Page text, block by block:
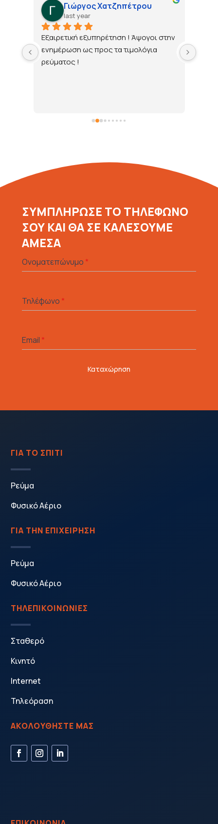
Γιώργος Χατζηπέτρου
last year
Εξαιρετική εξυπηρέτηση ! Άψογοι στην
ενημέρωση ως προς τα τιμολόγια
ρεύματος !
ΣΥΜΠΛΗΡΩΣΕ ΤΟ ΤΗΛΕΦΩΝΟ
ΣΟΥ ΚΑΙ ΘΑ ΣΕ ΚΑΛΕΣΟΥΜΕ
ΑΜΕΣΑ
Ονοματεπώνυμο *
Τηλέφωνο *
Email *
Καταχώρηση
ΓΙΑ ΤΟ ΣΠΙΤΙ
Ρεύμα
Φυσικό Αέριο
ΓΙΑ ΤΗΝ ΕΠΙΧΕΙΡΗΣΗ
Ρεύμα
Φυσικό Αέριο
ΤΗΛΕΠΙΚΟΙΝΩΝΙΕΣ
Σταθερό
Κινητό
Internet
Τηλεόραση
ΑΚΟΛΟΥΘΗΣΤΕ ΜΑΣ